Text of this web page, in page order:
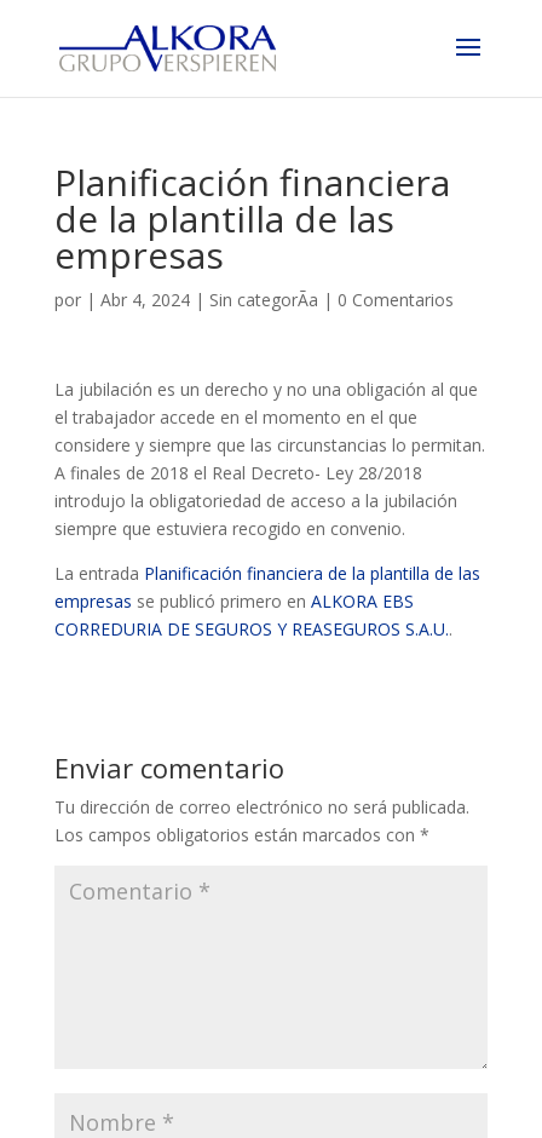
Planificación financiera
de la plantilla de las
empresas
por | Abr 4, 2024| Sin categorÃ­a | 0 Comentarios
La jubilación es un derecho y no una obligación al que
el trabajador accede en el momento en el que
considere y siempre que las circunstancias lo permitan.
A finales de 2018 el Real Decreto- Ley 28/2018
introdujo la obligatoriedad de acceso a la jubilación
siempre que estuviera recogido en convenio.
La entrada Planificación financiera de la plantilla de las
empresas se publicó primero en ALKORA EBS
CORREDURIA DE SEGUROS Y REASEGUROS S.A.U..
Enviar comentario
Tu dirección de correo electrónico no será publicada.
Los campos obligatorios están marcados con *